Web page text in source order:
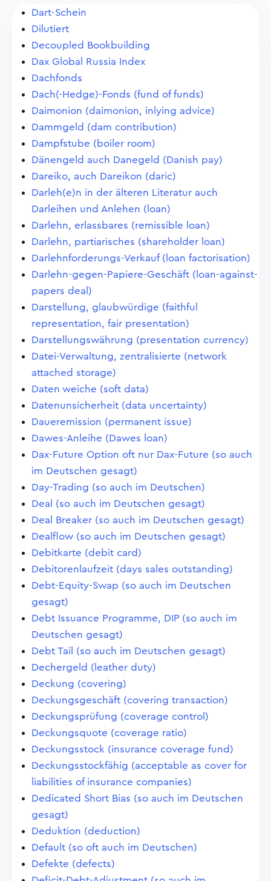
Dart-Schein
Dilutiert
Decoupled Bookbuilding
Dax Global Russia Index
Dachfonds
Dach(-Hedge)-Fonds (fund of funds)
Daimonion (daimonion, inlying advice)
Dammgeld (dam contribution)
Dampfstube (boiler room)
Dänengeld auch Danegeld (Danish pay)
Dareiko, auch Dareikon (daric)
Darleh(e)n in der älteren Literatur auch
Darleihen und Anlehen (loan)
Darlehn, erlassbares (remissible loan)
Darlehn, partiarisches (shareholder loan)
Darlehnforderungs-Verkauf (loan factorisation)
Darlehn-gegen-Papiere-Geschäft (loan-against-
papers deal)
Darstellung, glaubwürdige (faithful
representation, fair presentation)
Darstellungswährung (presentation currency)
Datei-Verwaltung, zentralisierte (network
attached storage)
Daten weiche (soft data)
Datenunsicherheit (data uncertainty)
Daueremission (permanent issue)
Dawes-Anleihe (Dawes loan)
Dax-Future Option oft nur Dax-Future (so auch
im Deutschen gesagt)
Day-Trading (so auch im Deutschen)
Deal (so auch im Deutschen gesagt)
Deal Breaker (so auch im Deutschen gesagt)
Dealflow (so auch im Deutschen gesagt)
Debitkarte (debit card)
Debitorenlaufzeit (days sales outstanding)
Debt-Equity-Swap (so auch im Deutschen
gesagt)
Debt Issuance Programme, DIP (so auch im
Deutschen gesagt)
Debt Tail (so auch im Deutschen gesagt)
Dechergeld (leather duty)
Deckung (covering)
Deckungsgeschäft (covering transaction)
Deckungsprüfung (coverage control)
Deckungsquote (coverage ratio)
Deckungsstock (insurance coverage fund)
Deckungsstockfähig (acceptable as cover for
liabilities of insurance companies)
Dedicated Short Bias (so auch im Deutschen
gesagt)
Deduktion (deduction)
Default (so oft auch im Deutschen)
Defekte (defects)